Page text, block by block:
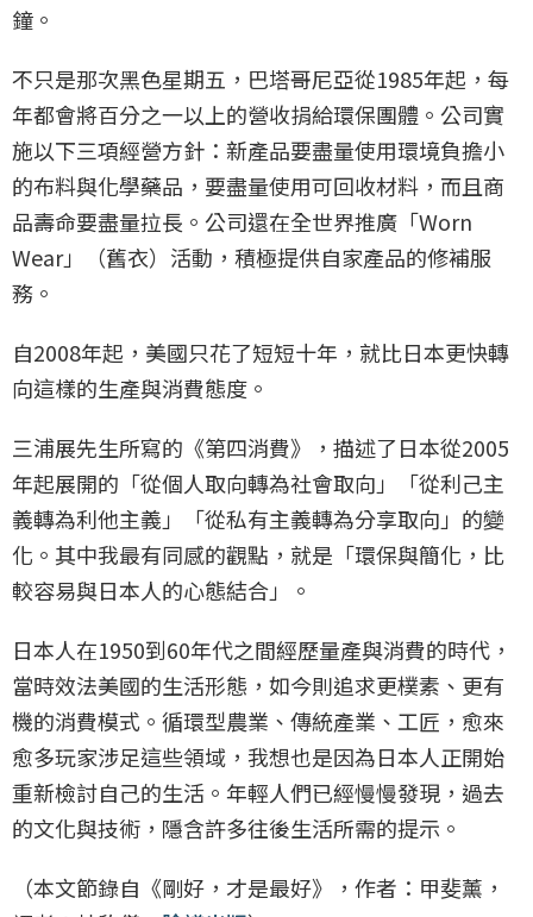
鐘。
不只是那次黑色星期五，巴塔哥尼亞從1985年起，每
年都會將百分之一以上的營收捐給環保團體。公司實
施以下三項經營方針：新產品要盡量使用環境負擔小
的布料與化學藥品，要盡量使用可回收材料，而且商
品壽命要盡量拉長。公司還在全世界推廣「Worn
Wear」（舊衣）活動，積極提供自家產品的修補服
務。
自2008年起，美國只花了短短十年，就比日本更快轉
向這樣的生產與消費態度。
三浦展先生所寫的《第四消費》，描述了日本從2005
年起展開的「從個人取向轉為社會取向」「從利己主
義轉為利他主義」「從私有主義轉為分享取向」的變
化。其中我最有同感的觀點，就是「環保與簡化，比
較容易與日本人的心態結合」。
日本人在1950到60年代之間經歷量產與消費的時代，
當時效法美國的生活形態，如今則追求更樸素、更有
機的消費模式。循環型農業、傳統產業、工匠，愈來
愈多玩家涉足這些領域，我想也是因為日本人正開始
重新檢討自己的生活。年輕人們已經慢慢發現，過去
的文化與技術，隱含許多往後生活所需的提示。
（本文節錄自《剛好，才是最好》，作者：甲斐薰，